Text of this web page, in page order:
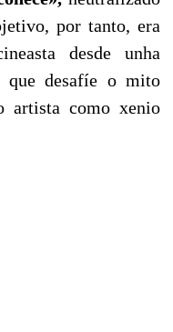
por tanto, era
desde unha
que desafíe o mito
artista como xenio